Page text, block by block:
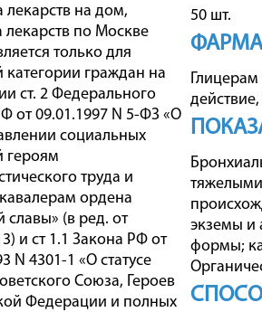
лекарств на дом,
лекарств по Москве
только для
категории граждан на
ст. 2 Федерального
от 09.01.1997 N 5-ФЗ «О
социальных
героям
труда и
ордена
славы» (в ред. от
и ст 1.1 Закона РФ от
N 4301-1 «О статусе
Союза, Героев
Федерации и полных
50 шт.
экземы и
формы;